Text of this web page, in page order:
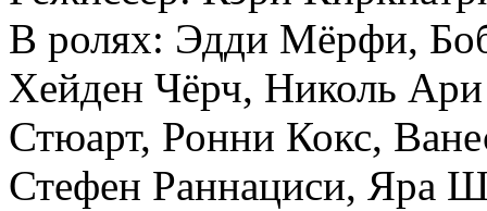
В ролях: Эдди Мёрфи,
Хейден Чёрч, Николь
Стюарт, Ронни Кокс,
Стефен Раннациси, Яра